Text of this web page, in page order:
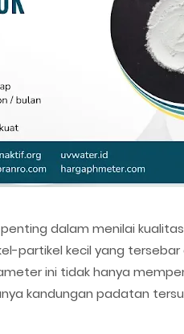
dalam menilai kualitas
partikel kecil yang
ini tidak hanya
kandungan padatan